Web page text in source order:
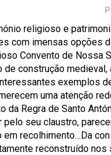
religioso e
com imensas opções
Convento de Nossa
de construção
exemplos
uma atenção
da Regra de Santo
pelo seu claustro,
em recolhimento…Da
reconstruído nos